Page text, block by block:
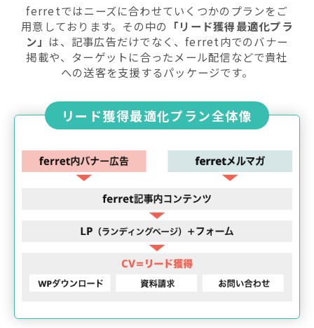
ferretではニーズに合わせていくつかのプランをご
用意しております。その中の 「リード獲得最適化プラ
ン」 は、記事広告だけでなく、ferret内でのバナー
掲載や、ターゲットに合ったメール配信などで貴社
への送客を支援するパッケージです。
リード獲得最適化プラン全体像